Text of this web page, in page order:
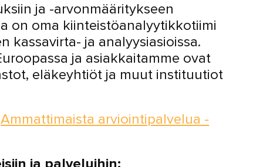
ja -arvonmääritykseen
on oma kiinteistöanalyytikkotiimi
kassavirta- ja analyysiasioissa.
ja asiakkaitamme ovat
eläkeyhtiöt ja muut instituutiot
Ammattimaista arviointipalvelua -